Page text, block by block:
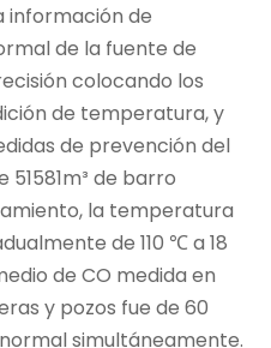
información de
de la fuente de
colocando los
de temperatura, y
de prevención del
de barro
la temperatura
de 110 ℃ a 18
de CO medida en
y pozos fue de 60
simultáneamente.